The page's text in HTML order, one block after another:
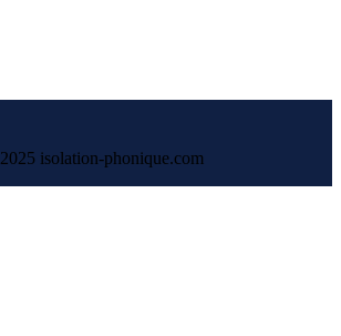
2025 isolation-phonique.com